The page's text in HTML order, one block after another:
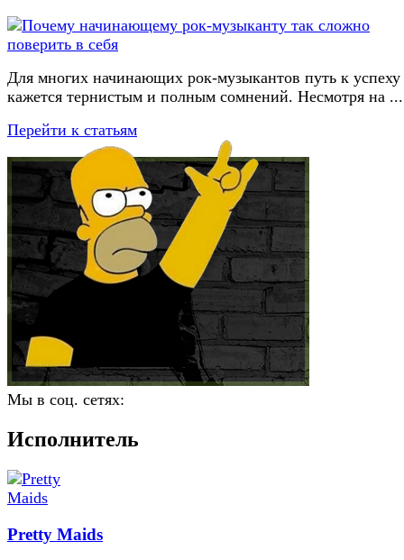
Для многих начинающих рок-музыкантов путь к успеху
кажется тернистым и полным сомнений. Несмотря на ...
Перейти к статьям
Мы в соц. сетях:
Исполнитель
Pretty Maids